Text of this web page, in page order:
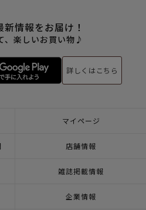
情報をお届け！
、楽しいお買い物♪
詳しくはこちら
マイページ
店舗情報
雑誌掲載情報
企業情報